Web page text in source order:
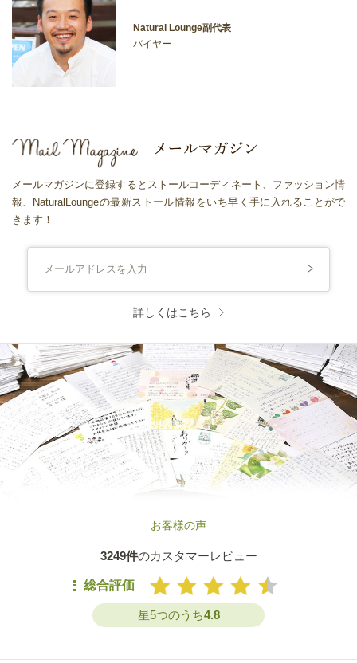
Natural Lounge副代表
バイヤー
メールマガジンに登録するとストールコーディネート、ファッション情
報、NaturalLoungeの最新ストール情報をいち早く手に入れることがで
きます！
詳しくはこちら
お客様の声
3249件のカスタマーレビュー
総合評価
星5つのうち4.8